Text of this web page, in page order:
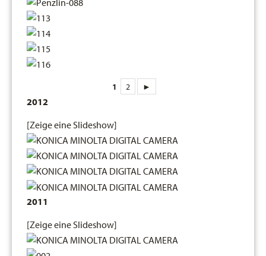
1 2 ►
2012
[Zeige eine Slideshow]
2011
[Zeige eine Slideshow]